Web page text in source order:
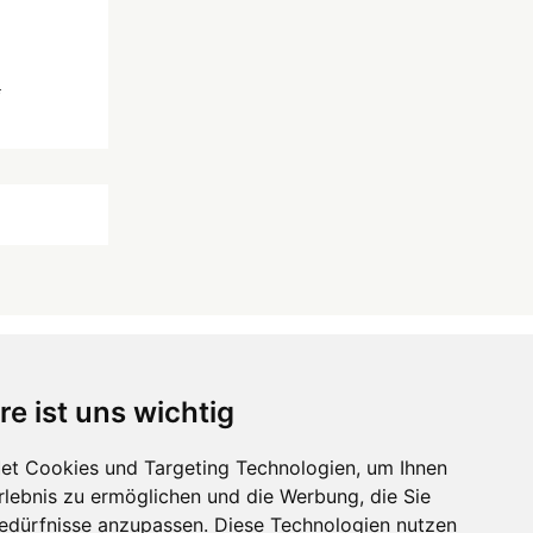
ist uns wichtig
Cookies und Targeting Technologien, um Ihnen
zu ermöglichen und die Werbung, die Sie
anzupassen. Diese Technologien nutzen
...
Hörgeräte die-endverbraucher.com